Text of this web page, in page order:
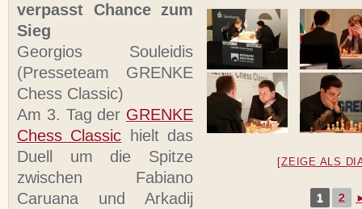
[ZEIGE ALS
1 2
verpasst Chance zum
Sieg
Georgios Souleidis
(Presseteam GRENKE
Chess Classic)
Am 3. Tag der GRENKE
Chess Classic hielt das
Duell um die Spitze
zwischen Fabiano
Caruana und Arkadij